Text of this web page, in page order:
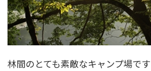
林間のとても素敵なキャンプ場です